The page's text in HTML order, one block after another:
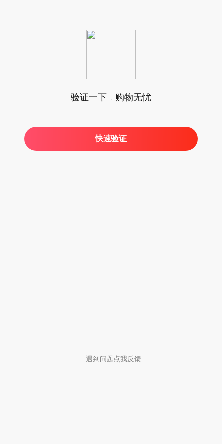
验证一下，购物无忧
快速验证
遇到问题点我反馈